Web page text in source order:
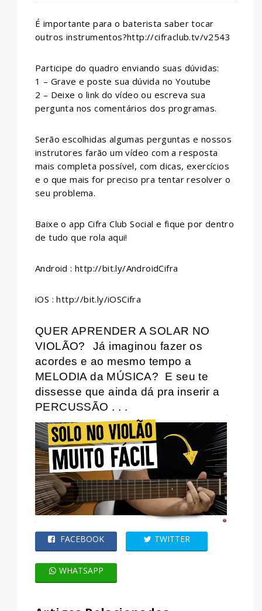
É importante para o baterista saber tocar
outros instrumentos?http://cifraclub.tv/v2543
Participe do quadro enviando suas dúvidas:
1 – Grave e poste sua dúvida no Youtube
2 – Deixe o link do vídeo ou escreva sua
pergunta nos comentários dos programas.
Serão escolhidas algumas perguntas e nossos
instrutores farão um vídeo com a resposta
mais completa possível, com dicas, exercícios
e o que mais for preciso pra tentar resolver o
seu problema.
Baixe o app Cifra Club Social e fique por dentro
de tudo que rola aqui!
Android : http://bit.ly/AndroidCifra
iOS : http://bit.ly/iOSCifra
QUER APRENDER A SOLAR NO
VIOLÃO?
Já imaginou fazer os
acordes e ao mesmo tempo a
MELODIA da MÚSICA? E seu te
dissesse que ainda dá pra inserir a
PERCUSSÃO . . .
FACEBOOK TWITTER
WHATSAPP